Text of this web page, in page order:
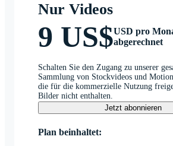
Nur Videos
9 US$USD pro
abgerechnet
Schalten Sie den Zugang zu unserer
Sammlung von Stockvideos und
die für die kommerzielle Nutzung
Bilder nicht enthalten.
Jetzt abonnieren
Plan beinhaltet: